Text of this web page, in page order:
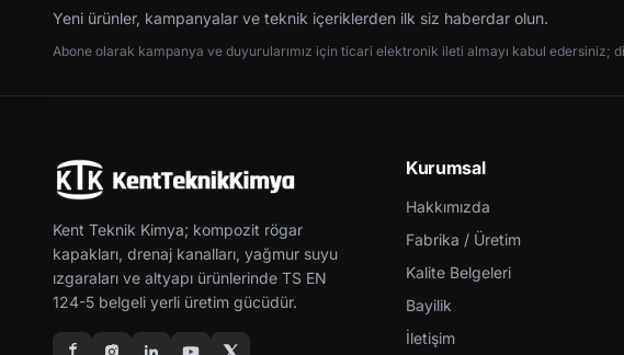
Yeni ürünler, kampanyalar ve teknik içeriklerden ilk siz haberdar olun.
Abone olarak kampanya ve duyurularımız için ticari elektronik ileti almayı kabul edersiniz;
Kent Teknik Kimya; kompozit rögar
kapakları, drenaj kanalları, yağmur suyu
ızgaraları ve altyapı ürünlerinde TS EN
124-5 belgeli yerli üretim gücüdür.
Kurumsal
Hakkımızda
Fabrika / Üretim
Kalite Belgeleri
Bayilik
İletişim